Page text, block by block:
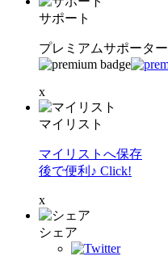
サポート
プレミアムサポーター
x
マイリスト
マイリストへ保存
後で便利♪ Click!
x
シェア